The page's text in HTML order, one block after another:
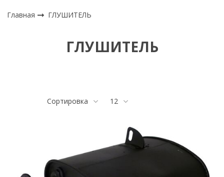
Главная ГЛУШИТЕЛЬ
ГЛУШИТЕЛЬ
Сортировка 12